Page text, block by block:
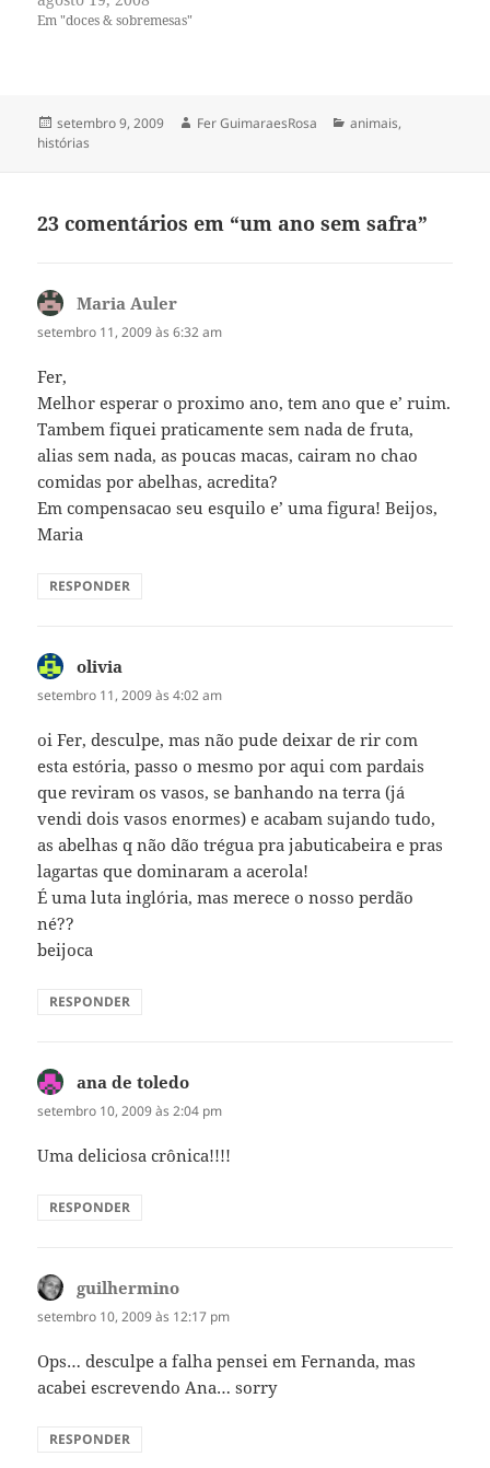
Em "doces & sobremesas"
Publicado
em
setembro 9, 2009 Autor
Fer GuimaraesRosa Categorias
animais,
histórias
23 comentários em “um ano sem safra”
Maria Auler
setembro 11, 2009 às 6:32 am
Fer,
Melhor esperar o proximo ano, tem ano que e’ ruim.
Tambem fiquei praticamente sem nada de fruta,
alias sem nada, as poucas macas, cairam no chao
comidas por abelhas, acredita?
Em compensacao seu esquilo e’ uma figura! Beijos,
Maria
RESPONDER
olivia
setembro 11, 2009 às 4:02 am
oi Fer, desculpe, mas não pude deixar de rir com
esta estória, passo o mesmo por aqui com pardais
que reviram os vasos, se banhando na terra (já
vendi dois vasos enormes) e acabam sujando tudo,
as abelhas q não dão trégua pra jabuticabeira e pras
lagartas que dominaram a acerola!
É uma luta inglória, mas merece o nosso perdão
né??
beijoca
RESPONDER
ana de toledo
setembro 10, 2009 às 2:04 pm
Uma deliciosa crônica!!!!
RESPONDER
guilhermino
setembro 10, 2009 às 12:17 pm
Ops… desculpe a falha pensei em Fernanda, mas
acabei escrevendo Ana… sorry
RESPONDER